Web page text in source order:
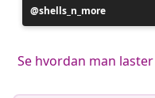
Innlegg
publisert
shells_n_more
Se hvordan man